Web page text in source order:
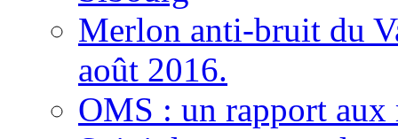
Merlon anti-bruit du
août 2016.
OMS : un rapport aux